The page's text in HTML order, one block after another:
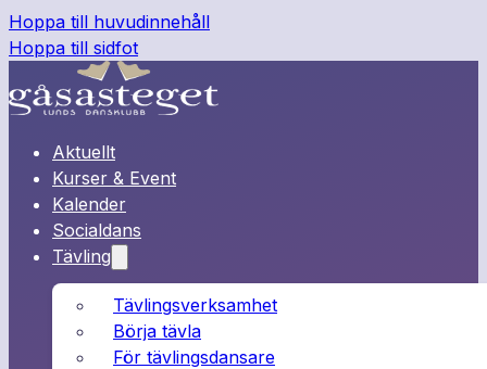
Hoppa till huvudinnehåll
Hoppa till sidfot
Aktuellt
Kurser & Event
Kalender
Socialdans
Tävling
Tävlingsverksamhet
Börja tävla
För tävlingsdansare